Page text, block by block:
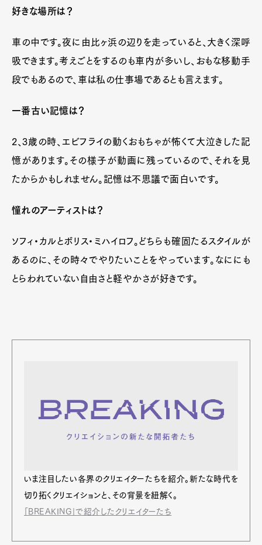
好きな場所は？
車の中です。夜に由比ヶ浜の辺りを走っていると、大きく深呼
吸できます。考えごとをするのも車内が多いし、おもな移動手
段でもあるので、車は私の仕事場であるとも言えます。
一番古い記憶は？
2、3歳の時、エビフライの動くおもちゃが怖くて大泣きした記
憶があります。その様子が動画に残っているので、それを見
たからかもしれません。記憶は不思議で面白いです。
憧れのアーティストは？
ソフィ・カルとボリス・ミハイロフ。どちらも確固たるスタイルが
あるのに、その時々でやりたいことをやっています。なににも
とらわれていない自由さと軽やかさが好きです。
いま注⽬したい各界のクリエイターたちを紹介。新たな時代を
切り拓くクリエイションと、その背景を紐解く。
「BREAKING」で紹介したクリエイターたち